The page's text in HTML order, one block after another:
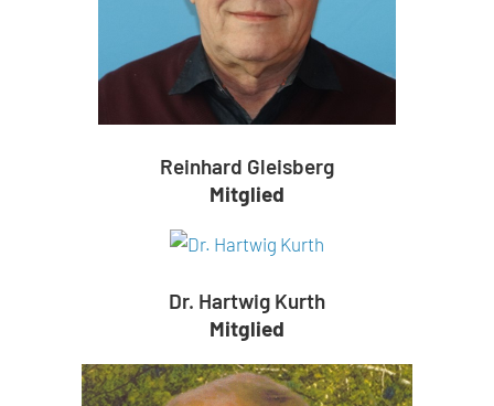
Reinhard Gleisberg
Mitglied
Dr. Hartwig Kurth
Mitglied